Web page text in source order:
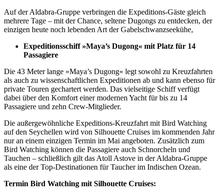
Auf der Aldabra-Gruppe verbringen die Expeditions-Gäste gleich
mehrere Tage – mit der Chance, seltene Dugongs zu entdecken, der
einzigen heute noch lebenden Art der Gabelschwanzseekühe,
Expeditionsschiff »Maya’s Dugong« mit Platz für 14
Passagiere
Die 43 Meter lange »Maya’s Dugong« legt sowohl zu Kreuzfahrten
als auch zu wissenschaftlichen Expeditionen ab und kann ebenso für
private Touren gechartert werden. Das vielseitige Schiff verfügt
dabei über den Komfort einer modernen Yacht für bis zu 14
Passagiere und zehn Crew-Mitglieder.
Die außergewöhnliche Expeditions-Kreuzfahrt mit Bird Watching
auf den Seychellen wird von Silhouette Cruises im kommenden Jahr
nur an einem einzigen Termin im Mai angeboten. Zusätzlich zum
Bird Watching können die Passagiere auch Schnorcheln und
Tauchen – schließlich gilt das Atoll Astove in der Aldabra-Gruppe
als eine der Top-Destinationen für Taucher im Indischen Ozean.
Termin Bird Watching mit Silhouette Cruises: